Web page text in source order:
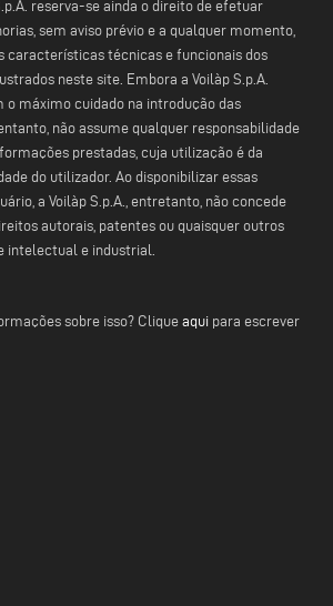
reserva-se ainda o direito de efetuar
sem aviso prévio e a qualquer momento,
características técnicas e funcionais dos
neste site. Embora a Voilàp S.p.A.
máximo cuidado na introdução das
não assume qualquer responsabilidade
prestadas, cuja utilização é da
do utilizador. Ao disponibilizar essas
a Voilàp S.p.A., entretanto, não concede
autorais, patentes ou quaisquer outros
intelectual e industrial.
sobre isso? Clique aqui para escrever